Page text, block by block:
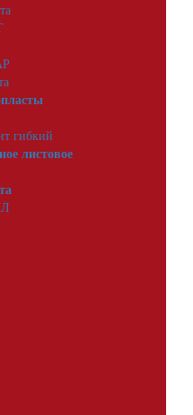
гибкий
листовое